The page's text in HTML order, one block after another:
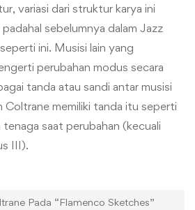
variasi dari struktur karya ini
sebelumnya dalam Jazz
ini. Musisi lain yang
perubahan modus secara
tanda atau sandi antar musisi
Coltrane memiliki tanda itu seperti
saat perubahan (kecuali
III).
Pada “Flamenco Sketches”